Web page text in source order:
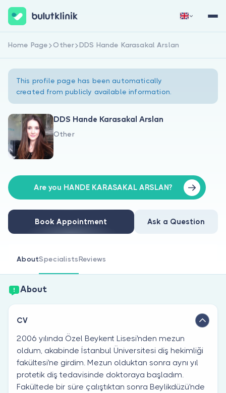
About Us
For Doctors
Are you a doctor?
Sign Up Now Sign In
Home Page Other DDS Hande Karasakal Arslan
This profile page has been automatically
created from publicly available information.
DDS Hande Karasakal Arslan
Other
Are you HANDE KARASAKAL ARSLAN?
Book Appointment Ask a Question
AboutSpecialistsReviews
About
CV
2006 yılında Özel Beykent Lisesi'nden mezun
oldum, akabinde İstanbul Üniversitesi diş hekimliği
fakültesi'ne girdim. Mezun olduktan sonra aynı yıl
protetik diş tedavisinde doktoraya başladım.
Fakültede bir süre çalıştıktan sonra Beylikdüzü'nde